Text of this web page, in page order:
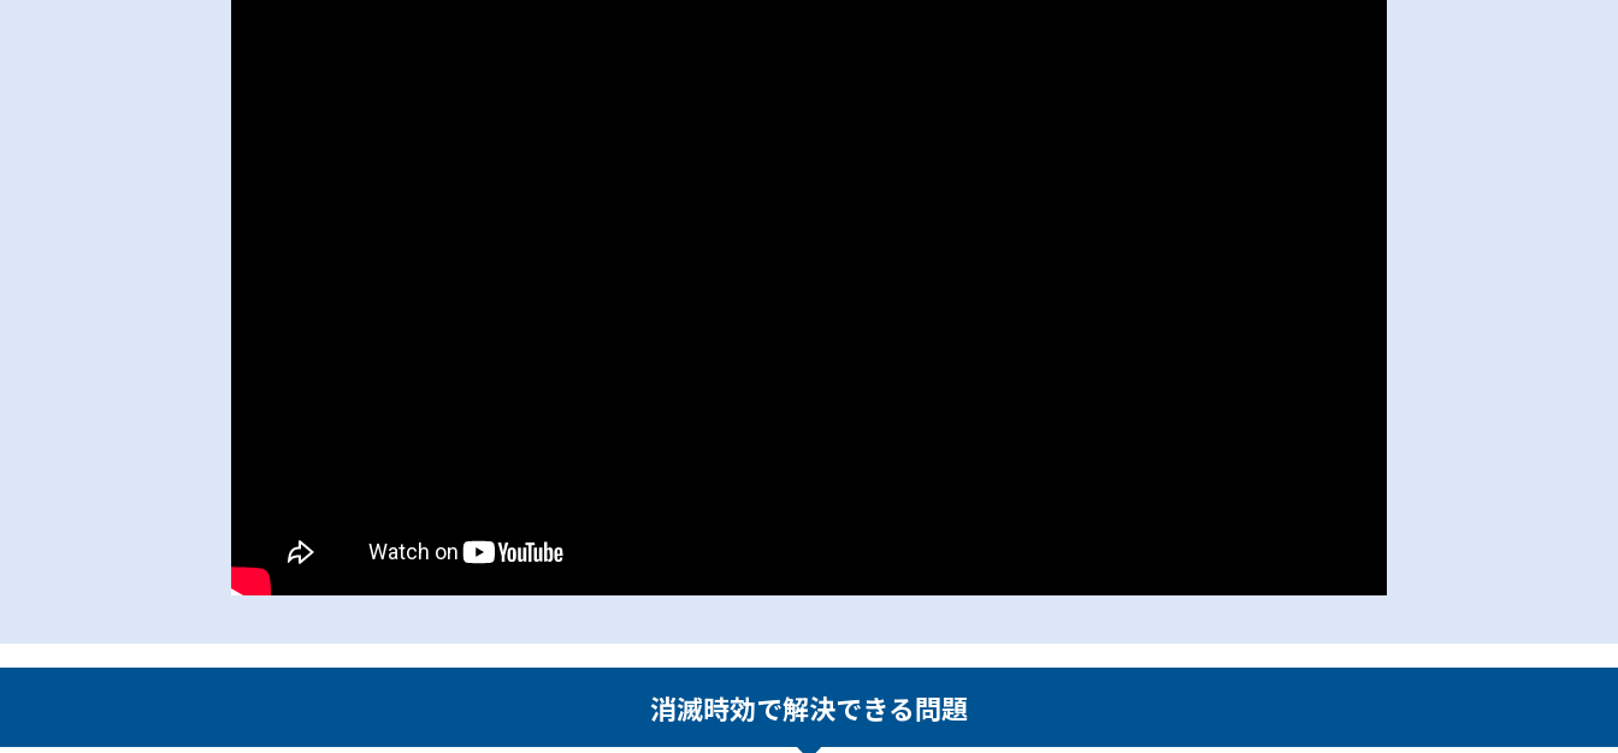
消滅時効で解決できる問題